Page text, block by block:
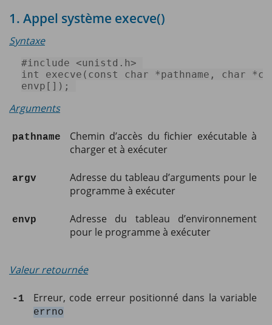
1. Appel système execve()
Syntaxe
#include
<unistd.h>
int
execve ( const char *pathname, char *
envp[]) ;
Arguments
pathname
Chemin d’accès du fichier exécutable à
charger et à exécuter
argv
Adresse du tableau d’arguments pour le
programme à exécuter
envp
Adresse du tableau d’environnement
pour le programme à exécuter
Valeur retournée
-1 Erreur, code erreur positionné dans la variable
errno